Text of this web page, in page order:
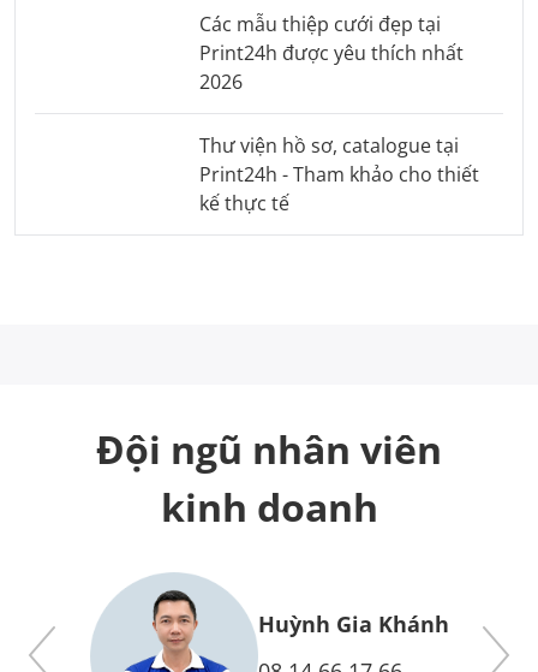
Các mẫu thiệp cưới đẹp tại
Print24h được yêu thích nhất
2026
Thư viện hồ sơ, catalogue tại
Print24h - Tham khảo cho thiết
kế thực tế
Đội ngũ nhân viên
kinh doanh
Huỳnh Gia Khánh